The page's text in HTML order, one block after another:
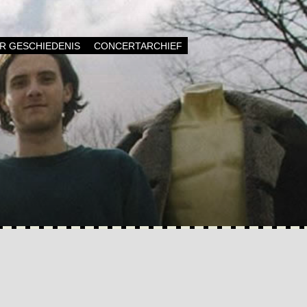
GESCHIEDENIS CONCERTARCHIEF